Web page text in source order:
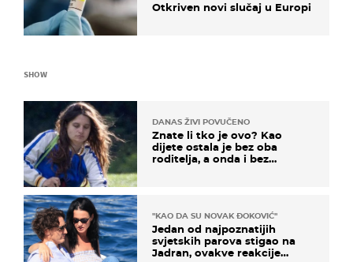
Otkriven novi slučaj u Europi
SHOW
DANAS ŽIVI POVUČENO
Znate li tko je ovo? Kao
dijete ostala je bez oba
roditelja, a onda i bez
"KAO DA SU NOVAK ĐOKOVIĆ"
Jedan od najpoznatijih
svjetskih parova stigao na
Jadran, ovakve reakcije